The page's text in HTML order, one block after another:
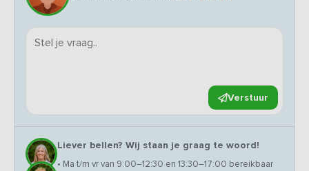
Verstuur
Liever bellen? Wij staan je graag te woord!
• Ma t/m vr van 9:00–12:30 en 13:30–17:00 bereikbaar